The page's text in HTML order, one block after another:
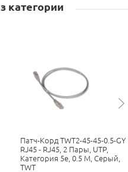
категории
Патч-Корд TWT2-45-45-0.5-GY
RJ45 - RJ45, 2 Пары, UTP,
Категория 5е, 0.5 М, Серый,
TWT